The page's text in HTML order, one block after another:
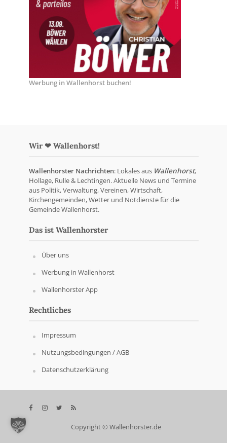
Werbung in Wallenhorst buchen!
Wir ❤ Wallenhorst!
Wallenhorster Nachrichten: Lokales aus Wallenhorst,
Hollage, Rulle & Lechtingen. Aktuelle News und Termine
aus Politik, Verwaltung, Vereinen, Wirtschaft,
Kirchengemeinden, Wetter und Notdienste für die
Gemeinde Wallenhorst.
Das ist Wallenhorster
Über uns
Werbung in Wallenhorst
Wallenhorster App
Rechtliches
Impressum
Nutzungsbedingungen / AGB
Datenschutzerklärung
Copyright © Wallenhorster.de